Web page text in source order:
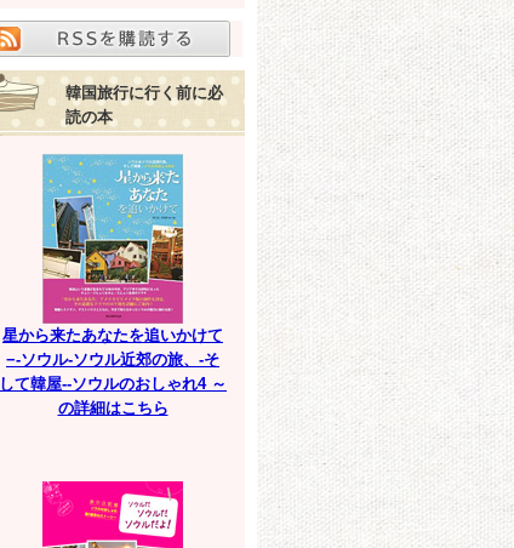
韓国旅行に行く前に必
読の本
星から来たあなたを追いかけて
−-ソウル-ソウル近郊の旅、-そ
して韓屋--ソウルのおしゃれ4 ～
の詳細はこちら